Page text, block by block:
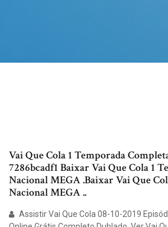
Vai Que Cola 1 Temporada
7286bcadf1 Baixar Vai Que Cola 1
Nacional MEGA .Baixar Vai Que
Nacional MEGA ..
Assistir Vai Que Cola 08-10-2019